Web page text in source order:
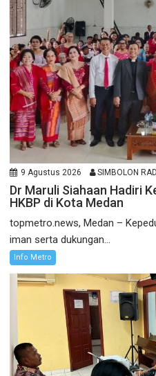
9 Agustus 2026 SIMBOLON
Dr Maruli Siahaan Hadiri
HKBP di Kota Medan
topmetro.news, Medan –
iman serta dukungan...
Info Metro